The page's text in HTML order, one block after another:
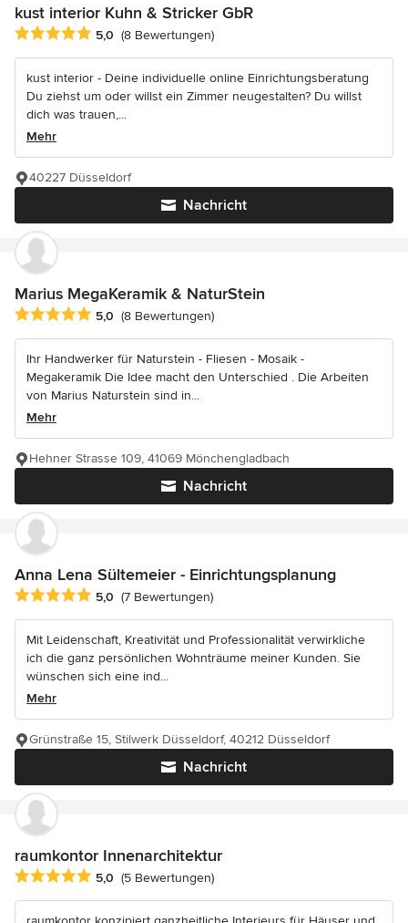
kust interior Kuhn & Stricker GbR
Durchschnittliche Bewertung: 5 von 5 Sternen
5,0 (8 Bewertungen)
kust interior - Deine individuelle online Einrichtungsberatung
Du ziehst um oder willst ein Zimmer neugestalten? Du willst
dich was trauen,...
Mehr
Nachricht
40227 Düsseldorf
Marius MegaKeramik & NaturStein
Durchschnittliche Bewertung: 5 von 5 Sternen
5,0 (8 Bewertungen)
Ihr Handwerker für Naturstein - Fliesen - Mosaik -
Megakeramik Die Idee macht den Unterschied . Die Arbeiten
von Marius Naturstein sind in...
Mehr
Nachricht
Hehner Strasse 109, 41069 Mönchengladbach
Anna Lena Sültemeier - Einrichtungsplanung
Durchschnittliche Bewertung: 5 von 5 Sternen
5,0 (7 Bewertungen)
Mit Leidenschaft, Kreativität und Professionalität verwirkliche
ich die ganz persönlichen Wohnträume meiner Kunden. Sie
wünschen sich eine ind...
Mehr
Nachricht
Grünstraße 15, Stilwerk Düsseldorf, 40212 Düsseldorf
raumkontor Innenarchitektur
Durchschnittliche Bewertung: 5 von 5 Sternen
5,0 (5 Bewertungen)